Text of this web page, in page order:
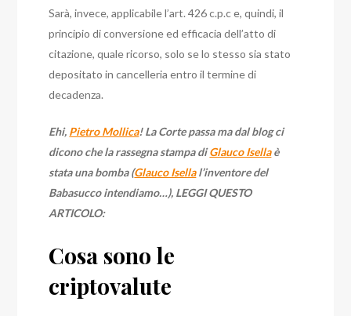
Sarà, invece, applicabile l’art. 426 c.p.c e, quindi, il
principio di conversione ed efficacia dell’atto di
citazione, quale ricorso, solo se lo stesso sia stato
depositato in cancelleria entro il termine di
decadenza.
Ehi, Pietro Mollica! La Corte passa ma dal blog ci
dicono che la rassegna stampa diGlauco Isellaè
stata una bomba (Glauco Isellal’inventore del
Babasucco intendiamo…), LEGGI QUESTO
ARTICOLO:
Cosa sono le
criptovalute